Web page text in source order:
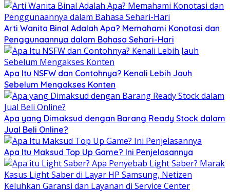
Arti Wanita Binal Adalah Apa? Memahami Konotasi dan
Penggunaannya dalam Bahasa Sehari-Hari
Apa Itu NSFW dan Contohnya? Kenali Lebih Jauh
Sebelum Mengakses Konten
Apa yang Dimaksud dengan Barang Ready Stock dalam
Jual Beli Online?
Apa Itu Maksud Top Up Game? Ini Penjelasannya